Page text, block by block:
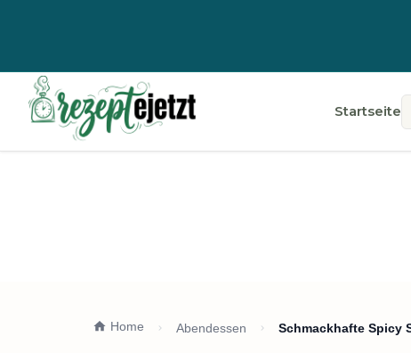
Startseite
Home Abendessen Schmackhafte Spicy